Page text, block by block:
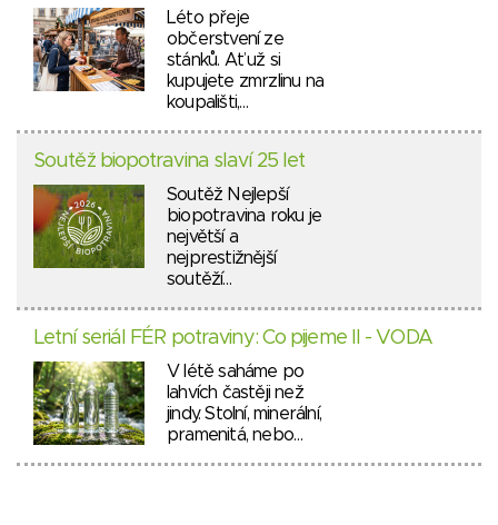
Léto přeje
občerstvení ze
stánků. Ať už si
kupujete zmrzlinu na
koupališti,…
Soutěž biopotravina slaví 25 let
Soutěž Nejlepší
biopotravina roku je
největší a
nejprestižnější
soutěží…
Letní seriál FÉR potraviny: Co pijeme II - VODA
V létě saháme po
lahvích častěji než
jindy. Stolní, minerální,
pramenitá, nebo…